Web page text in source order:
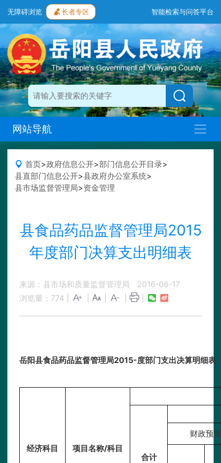
无障碍浏览 长者专区 智能检索与问答平台
网站导航
首页>政府信息公开>部门信息公开目录>
县直部门信息公开>县政府办公室系统>
县市场监督管理局>资金管理
县食品药品监督管理局2015
年度部门决算支出明细表
来源：县市场和质量监督管理局
2016-06-17
浏览量： 774
岳阳县食品药品监督管理局2015-度部门支出决算明细表
经济科目
项目名称/科目
合计
财政预